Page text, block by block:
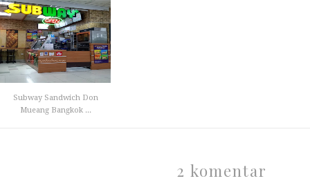
Subway Sandwich Don
Mueang Bangkok ...
2 komentar